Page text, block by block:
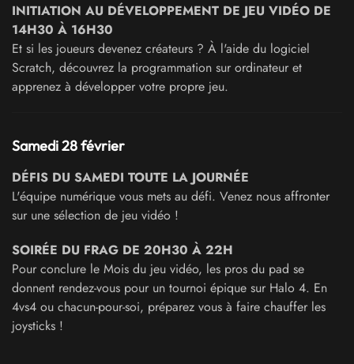
INITIATION AU DÉVELOPPEMENT DE JEU VIDÉO DE
14H30 À 16H30
Et si les joueurs devenez créateurs ? À l'aide du logiciel
Scratch, découvrez la programmation sur ordinateur et
apprenez à développer votre propre jeu.
Samedi 28 février
DÉFIS DU SAMEDI TOUTE LA JOURNÉE
L'équipe numérique vous mets au défi. Venez nous affronter
sur une sélection de jeu vidéo !
SOIRÉE DU FRAG DE 20H30 À 22H
Pour conclure le Mois du jeu vidéo, les pros du pad se
donnent rendez-vous pour un tournoi épique sur Halo 4. En
4vs4 ou chacun-pour-soi, préparez vous à faire chauffer les
joysticks !